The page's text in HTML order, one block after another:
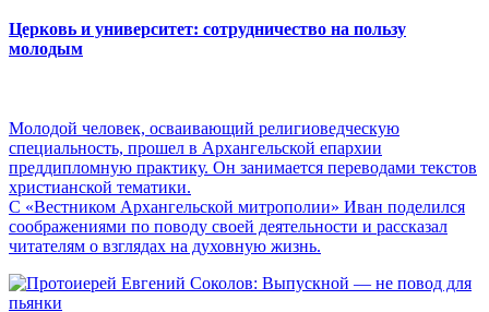
Церковь и университет: сотрудничество на пользу
молодым
Молодой человек, осваивающий религиоведческую
специальность, прошел в Архангельской епархии
преддипломную практику. Он занимается переводами текстов
христианской тематики.
С «Вестником Архангельской митрополии» Иван поделился
соображениями по поводу своей деятельности и рассказал
читателям о взглядах на духовную жизнь.